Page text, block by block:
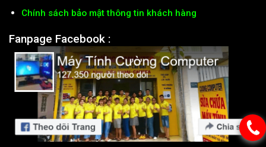
Chính sách bảo mật thông tin khách hàng
Fanpage Facebook :